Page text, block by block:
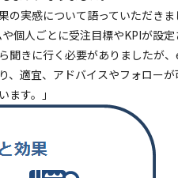
実感について語っていただきま
個人ごとに受注目標やKPIが設定
聞きに行く必要がありましたが
、適宜、アドバイスやフォローが
す。」